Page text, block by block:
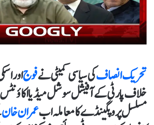
تحریک انصافکی سیاسی کمیٹی نےفوجاور
خلاف پارٹی کے آفیشل سوشل میڈیا
مسلسل پروپگینڈے کا معاملہ ابعمران خان